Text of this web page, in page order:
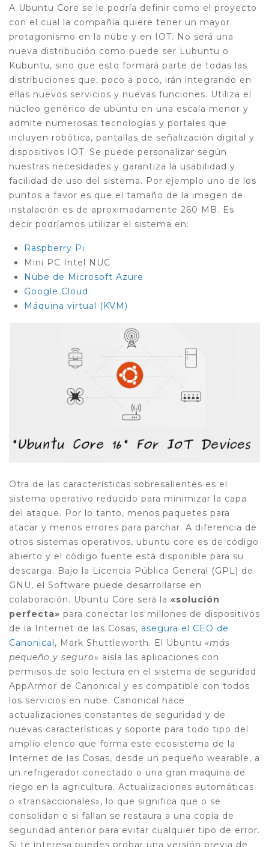
A Ubuntu Core se le podría definir como el proyecto
con el cual la compañía quiere tener un mayor
protagonismo en la nube y en IOT. No será una
nueva distribución como puede ser Lubuntu o
Kubuntu, sino que esto formará parte de todas las
distribuciones que, poco a poco, irán integrando en
ellas nuevos servicios y nuevas funciones. Utiliza el
núcleo genérico de ubuntu en una escala menor y
admite numerosas tecnologías y portales que
incluyen robótica, pantallas de señalización digital y
dispositivos IOT. Se puede personalizar según
nuestras necesidades y garantiza la usabilidad y
facilidad de uso del sistema. Por ejemplo uno de los
puntos a favor es que el tamaño de la imagen de
instalación es de aproximadamente 260 MB. Es
decir podríamos utilizar el sistema en:
Raspberry Pi
Mini PC Intel NUC
Nube de Microsoft Azure
Google Cloud
Máquina virtual (KVM)
Otra de las características sobresalientes es el
sistema operativo reducido para minimizar la capa
del ataque. Por lo tanto, menos paquetes para
atacar y menos errores para parchar. A diferencia de
otros sistemas operativos, ubuntu core es de código
abierto y el código fuente está disponible para su
descarga. Bajo la Licencia Pública General (GPL) de
GNU, el Software puede desarrollarse en
colaboración. Ubuntu Core será la «solución
perfecta» para conectar los millones de dispositivos
de la Internet de las Cosas, asegura el CEO de
Canonical, Mark Shuttleworth. El Ubuntu «más
pequeño y seguro» aisla las aplicaciones con
permisos de solo lectura en el sistema de seguridad
AppArmor de Canonical y es compatible con todos
los servicios en nube. Canonical hace
actualizaciones constantes de seguridad y de
nuevas características y soporte para todo tipo del
amplio elenco que forma este ecosistema de la
Internet de las Cosas, desde un pequeño wearable, a
un refrigerador conectado o una gran maquina de
riego en la agricultura. Actualizaciones automáticas
o «transaccionales», lo que significa que o se
consolidan o si fallan se restaura a una copia de
seguridad anterior para evitar cualquier tipo de error.
Si te interesa puedes probar una versión previa de